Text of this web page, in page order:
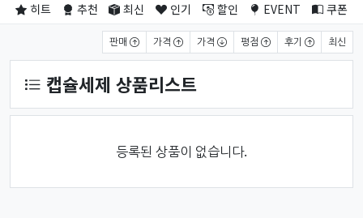
히트 추천 최신 인기 할인 EVENT 쿠폰
판매 가격 가격 평점 후기 최신
캡슐세제 상품리스트
등록된 상품이 없습니다.